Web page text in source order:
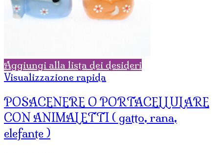
Aggiungi alla lista dei desideri
Visualizzazione rapida
POSACENERE O PORTACELLULARE
CON ANIMALETTI ( gatto, rana,
elefante )